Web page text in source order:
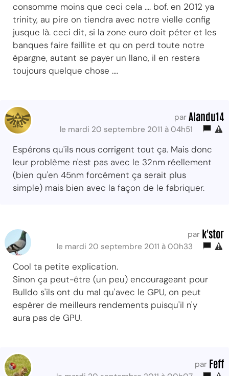
consomme moins que ceci cela .... bof. en 2012 ya
trinity, au pire on tiendra avec notre vielle config
jusque là. ceci dit, si la zone euro doit péter et les
banques faire faillite et qu on perd toute notre
épargne, autant se payer un llano, il en restera
toujours quelque chose ....
par Alandu14
le mardi 20 septembre 2011 à 04h51
Espérons qu'ils nous corrigent tout ça. Mais donc
leur problème n'est pas avec le 32nm réellement
(bien qu'en 45nm forcément ça serait plus
simple) mais bien avec la façon de le fabriquer.
par k'stor
le mardi 20 septembre 2011 à 00h33
Cool ta petite explication.
Sinon ça peut-être (un peu) encourageant pour
Bulldo s'ils ont du mal qu'avec le GPU, on peut
espérer de meilleurs rendements puisqu'il n'y
aura pas de GPU.
par Feff